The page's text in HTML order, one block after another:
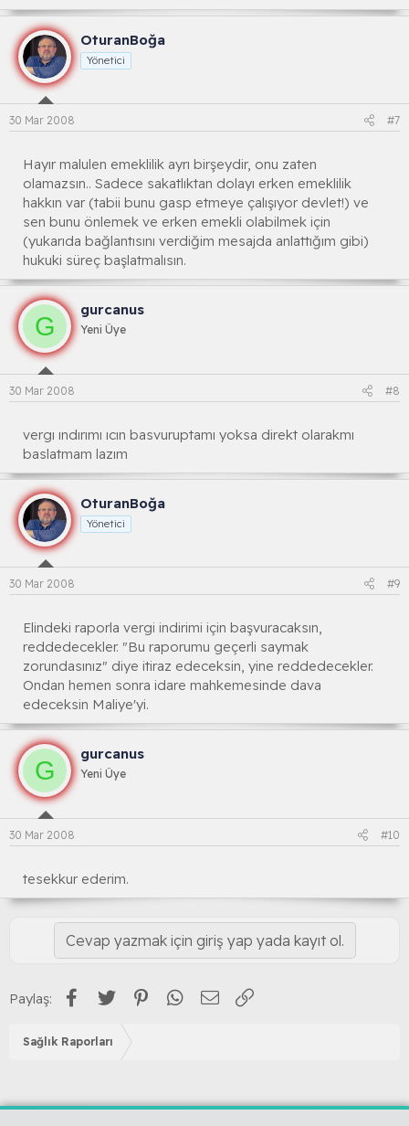
OturanBoğa
Yönetici
30 Mar 2008 #7
Hayır malulen emeklilik ayrı birşeydir, onu zaten
olamazsın.. Sadece sakatlıktan dolayı erken emeklilik
hakkın var (tabii bunu gasp etmeye çalışıyor devlet!) ve
sen bunu önlemek ve erken emekli olabilmek için
(yukarıda bağlantısını verdiğim mesajda anlattığım gibi)
hukuki süreç başlatmalısın.
G
gurcanus
Yeni Üye
30 Mar 2008 #8
vergı ındırımı ıcın basvuruptamı yoksa direkt olarakmı
baslatmam lazım
OturanBoğa
Yönetici
30 Mar 2008 #9
Elindeki raporla vergi indirimi için başvuracaksın,
reddedecekler. "Bu raporumu geçerli saymak
zorundasınız" diye itiraz edeceksin, yine reddedecekler.
Ondan hemen sonra idare mahkemesinde dava
edeceksin Maliye'yi.
G
gurcanus
Yeni Üye
30 Mar 2008 #10
tesekkur ederim.
Cevap yazmak için giriş yap yada kayıt ol.
Paylaş: Facebook
Twitter PinterestWhatsApp
E-posta
Sağlık Raporları